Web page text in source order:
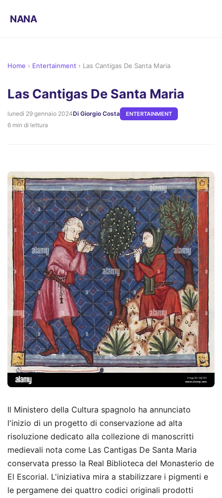
NANA
Home › Entertainment › Las Cantigas De Santa Maria
Las Cantigas De Santa Maria
lunedì 29 gennaio 2024Di Giorgio Costa ENTERTAINMENT
6 min di lettura
Il Ministero della Cultura spagnolo ha annunciato
l'inizio di un progetto di conservazione ad alta
risoluzione dedicato alla collezione di manoscritti
medievali nota come Las Cantigas De Santa Maria
conservata presso la Real Biblioteca del Monasterio de
El Escorial. L'iniziativa mira a stabilizzare i pigmenti e
le pergamene dei quattro codici originali prodotti